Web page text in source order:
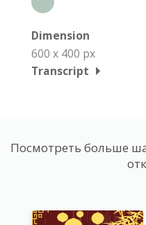
Dimension
600 x 400 px
Transcript
Посмотреть больше